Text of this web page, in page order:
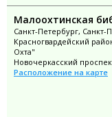
Малоохтинская
Санкт-Петербург, Санкт-
Красногвардейский
Охта"
Новочеркасский
Расположение на карте